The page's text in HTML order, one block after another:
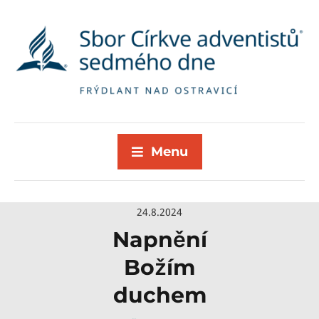
Menu
24.8.2024
Napnění
Božím
duchem